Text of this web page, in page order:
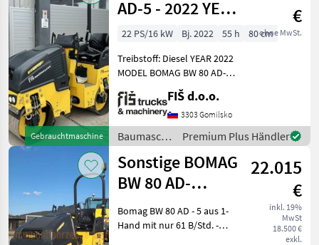
Gebrauchtmaschine
AD-5 - 2022 YEAR
- 55 WORKING
HOURS
€
ohne MwSt.
22 PS/16 kW Bj. 2022 55 h
80 cm
Treibstoff: Diesel YEAR 2022
MODEL BOMAG BW 80 AD-5
WORKING HOURS 55
ENGINE DIESEL KUBOTA
15.5kw WEIGHT 1550kg
DRUM WIDTH 80cm LIGHTS
WATER SPRAY SYSTEM
FRON
FIŠ d.o.o.
3303 Gomilsko
Baumaschinen
/ Bomag
Premium Plus Händler
Sonstige BOMAG
BW 80 AD-
5*Stvzo
Beleuchtung*Neuwertig
22.015
€
inkl. 19%
MwSt
18.500 €
exkl.
Bomag BW 80 AD - 5 aus 1-
Hand mit nur 61 B/Std. -